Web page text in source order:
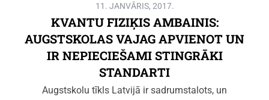
11. JANVĀRIS, 2017.
KVANTU FIZIĶIS AMBAINIS:
AUGSTSKOLAS VAJAG APVIENOT UN
IR NEPIECIEŠAMI STINGRĀKI
STANDARTI
Augstskolu tīkls Latvijā ir sadrumstalots, un